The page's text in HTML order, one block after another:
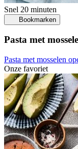
Snel 20 minuten
Bookmarken
Pasta met
Pasta met mosselen
Onze favoriet